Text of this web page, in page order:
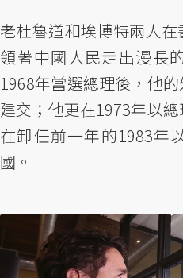
老杜魯道和埃博特兩人
領著中國人民走出漫長
1968年當選總理後，他
建交；他更在1973年以
在卸任前一年的1983年
國。